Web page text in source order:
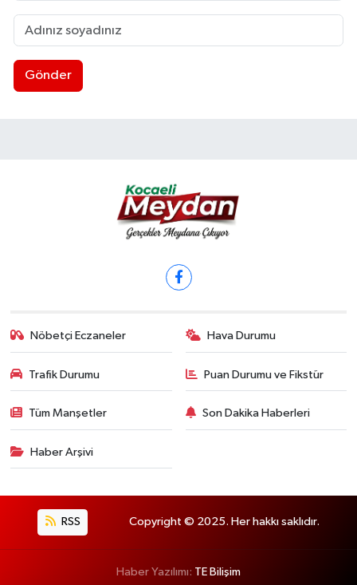
Gönder
Nöbetçi Eczaneler Hava Durumu
Trafik Durumu Puan Durumu ve Fikstür
Tüm Manşetler Son Dakika Haberleri
Haber Arşivi
RSS Copyright © 2025. Her hakkı saklıdır.
Haber Yazılımı: TE Bilişim